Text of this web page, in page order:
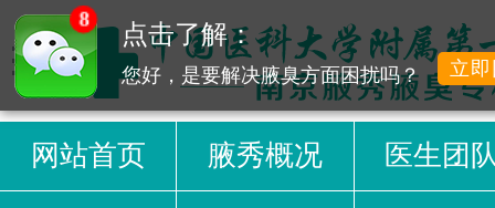
网站首页 腋秀概况 医生团
8
点击了解：
您好，是要解决腋臭方面困扰吗？ 立